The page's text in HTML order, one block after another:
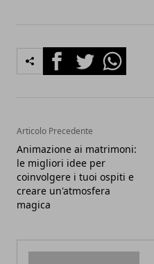
FacebookTwitterWhatsapp
Articolo Precedente
Animazione ai matrimoni:
le migliori idee per
coinvolgere i tuoi ospiti e
creare un'atmosfera
magica